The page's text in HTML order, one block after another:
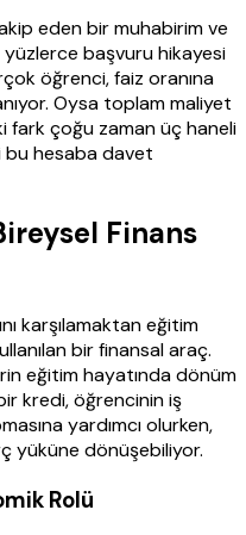
eden bir muhabirim ve
yüzlerce başvuru hikayesi
öğrenci, faiz oranına
Oysa toplam maliyet
fark çoğu zaman üç haneli
bu hesaba davet
Finans
karşılamaktan eğitim
bir finansal araç.
eğitim hayatında dönüm
kredi, öğrencinin iş
yardımcı olurken,
yüküne dönüşebiliyor.
Rolü